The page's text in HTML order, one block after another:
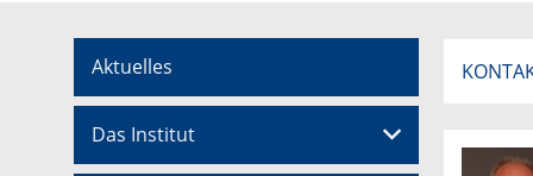
Aktuelles
Das Institut